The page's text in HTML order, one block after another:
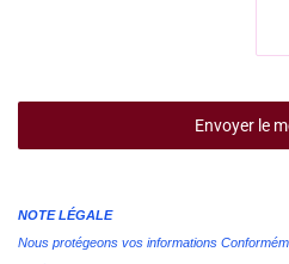
Envoyer le
NOTE LÉGALE
Nous protégeons vos informations